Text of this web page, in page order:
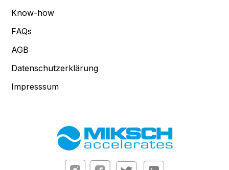
Know-how
FAQs
AGB
Datenschutzerklärung
Impresssum